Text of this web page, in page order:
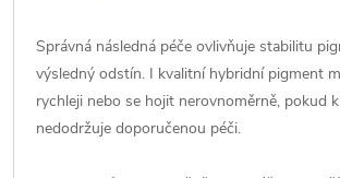
Správná následná péče ovlivňuje stabilitu
výsledný odstín. I kvalitní hybridní pigment
rychleji nebo se hojit nerovnoměrně, pokud
nedodržuje doporučenou péči.